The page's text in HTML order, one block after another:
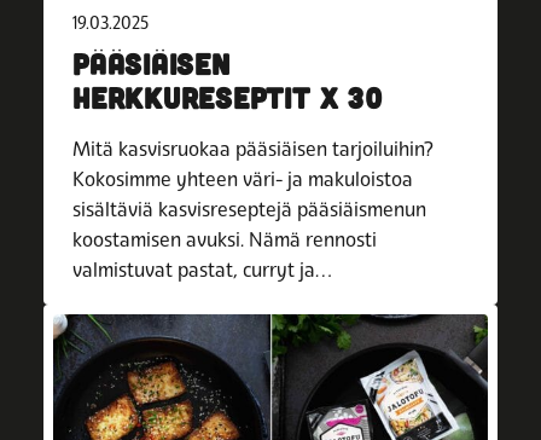
19.03.2025
PÄÄSIÄISEN
HERKKURESEPTIT X 30
Mitä kasvisruokaa pääsiäisen tarjoiluihin?
Kokosimme yhteen väri- ja makuloistoa
sisältäviä kasvisreseptejä pääsiäismenun
koostamisen avuksi. Nämä rennosti
valmistuvat pastat, curryt ja…